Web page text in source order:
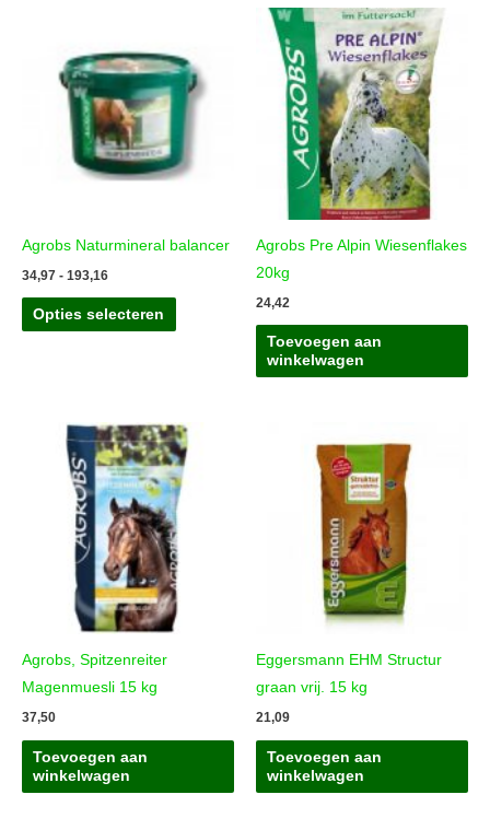
Agrobs Naturmineral balancer
34,97 - 193,16Prijsklasse:
tot
Opties selecteren
Dit
product
Deze
optie
kan
gekozen
worden
op
de
Agrobs Pre Alpin Wiesenflakes
20kg
24,42
Toevoegen aan
winkelwagen
Agrobs, Spitzenreiter
Magenmuesli 15 kg
37,50
Toevoegen aan
winkelwagen
Eggersmann EHM Structur
graan vrij. 15 kg
21,09
Toevoegen aan
winkelwagen